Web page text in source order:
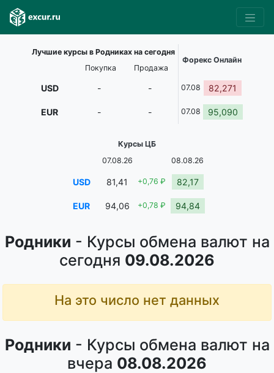
Родники - Курсы обмена валют на
сегодня 09.08.2026
На это число нет данных
Родники - Курсы обмена валют на
вчера 08.08.2026
Лучшие курсы в Родниках на сегодня
Форекс Онлайн
Покупка
Продажа
USD - - 07.08 82,271
EUR - - 07.08 95,090
Курсы ЦБ
07.08.26
08.08.26
USD 81,41 +0,76 ₽ 82,17
EUR 94,06 +0,78 ₽ 94,84